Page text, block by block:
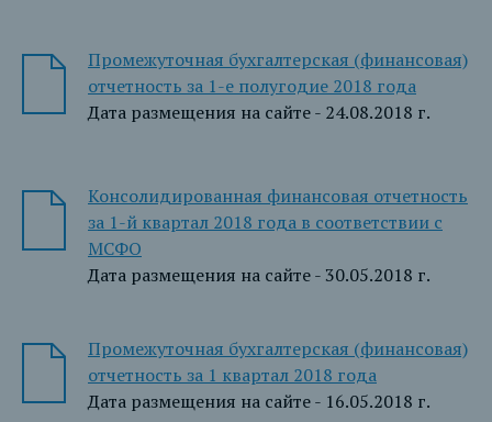
Промежуточная бухгалтерская (финансовая)
отчетность за 1-е полугодие 2018 года
Дата размещения на сайте - 24.08.2018 г.
Консолидированная финансовая отчетность
за 1-й квартал 2018 года в соответствии с
МСФО
Дата размещения на сайте - 30.05.2018 г.
Промежуточная бухгалтерская (финансовая)
отчетность за 1 квартал 2018 года
Дата размещения на сайте - 16.05.2018 г.